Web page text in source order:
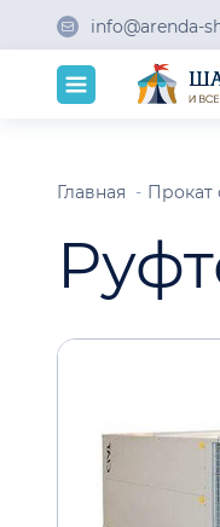
info@arenda-
Главная Прокат